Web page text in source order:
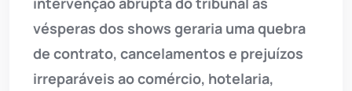
vésperas dos shows geraria uma quebra
de contrato, cancelamentos e prejuízos
irreparáveis ao comércio, hotelaria,